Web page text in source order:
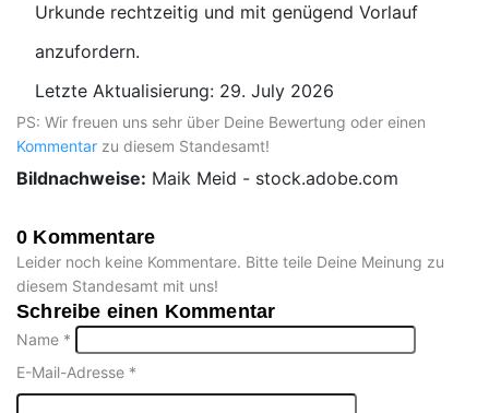
Urkunde rechtzeitig und mit genügend Vorlauf
anzufordern.
Letzte Aktualisierung: 29. July 2026
PS: Wir freuen uns sehr über Deine Bewertung oder einen
Kommentar zu diesem Standesamt!
Bildnachweise: Maik Meid - stock.adobe.com
0 Kommentare
Leider noch keine Kommentare. Bitte teile Deine Meinung zu
diesem Standesamt mit uns!
Schreibe einen Kommentar
Name *
E-Mail-Adresse *